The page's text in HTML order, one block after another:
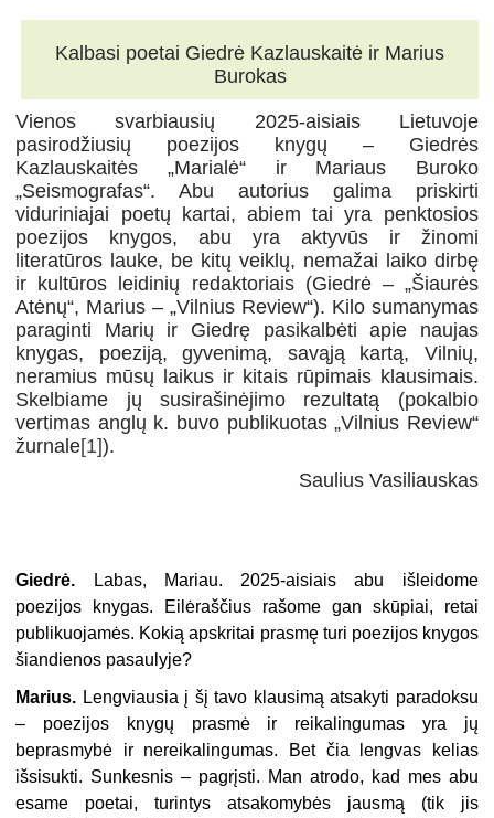
Kalbasi poetai Giedrė Kazlauskaitė ir Marius
Burokas
Vienos svarbiausių 2025-aisiais Lietuvoje
pasirodžiusių poezijos knygų – Giedrės
Kazlauskaitės „Marialė“ ir Mariaus Buroko
„Seismografas“. Abu autorius galima priskirti
viduriniajai poetų kartai, abiem tai yra penktosios
poezijos knygos, abu yra aktyvūs ir žinomi
literatūros lauke, be kitų veiklų, nemažai laiko dirbę
ir kultūros leidinių redaktoriais (Giedrė – „Šiaurės
Atėnų“, Marius – „Vilnius Review“). Kilo sumanymas
paraginti Marių ir Giedrę pasikalbėti apie naujas
knygas, poeziją, gyvenimą, savąją kartą, Vilnių,
neramius mūsų laikus ir kitais rūpimais klausimais.
Skelbiame jų susirašinėjimo rezultatą (pokalbio
vertimas anglų k. buvo publikuotas „Vilnius Review“
žurnale[1]).
Saulius Vasiliauskas
Giedrė. Labas, Mariau. 2025-aisiais abu išleidome
poezijos knygas. Eilėraščius rašome gan skūpiai, retai
publikuojamės. Kokią apskritai prasmę turi poezijos knygos
šiandienos pasaulyje?
Marius. Lengviausia į šį tavo klausimą atsakyti paradoksu
– poezijos knygų prasmė ir reikalingumas yra jų
beprasmybė ir nereikalingumas. Bet čia lengvas kelias
išsisukti. Sunkesnis – pagrįsti. Man atrodo, kad mes abu
esame poetai, turintys atsakomybės jausmą (tik jis